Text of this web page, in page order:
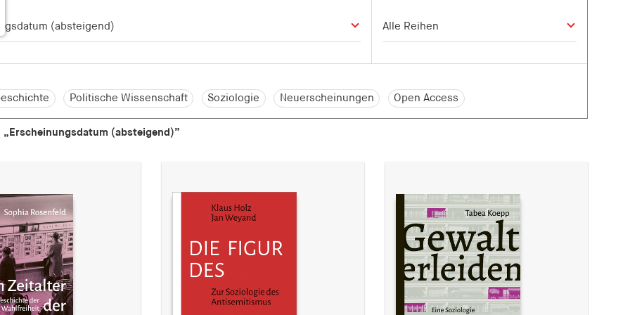
Politische Wissenschaft Soziologie Neuerscheinungen Open Access
„Erscheinungsdatum (absteigend)”